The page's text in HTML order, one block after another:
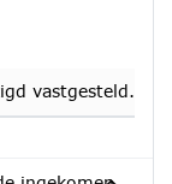
vastgesteld.